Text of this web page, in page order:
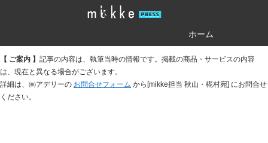
ホーム
【 ご案内 】 記事の内容は、執筆当時の情報です。掲載の商品・サービスの内容
は、現在と異なる場合がございます。
詳細は、㈱アデリーの お問合せフォーム から[mikke担当 秋山・椛村宛] にお問合せ
ください。